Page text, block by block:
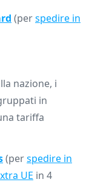
(perspedire in
nazione, i
in
tariffa
(perspedire in
UE in 4